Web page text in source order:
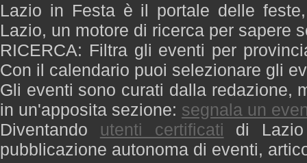
Lazio in Festa è il portale delle
Lazio, un motore di ricerca per sapere
RICERCA: Filtra gli eventi per
Con il calendario puoi selezionare gli
Gli eventi sono curati dalla redazione,
in un'apposita sezione: segnala un
Diventando utenti certificati di
pubblicazione autonoma di eventi,